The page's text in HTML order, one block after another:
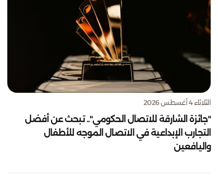
الثلاثاء 4 أغسطس 2026
"جائزة الشارقة للاتصال الحكومي".. تبحث عن أفضل
التجارب الإبداعية في الاتصال الموجه للأطفال
واليافعين